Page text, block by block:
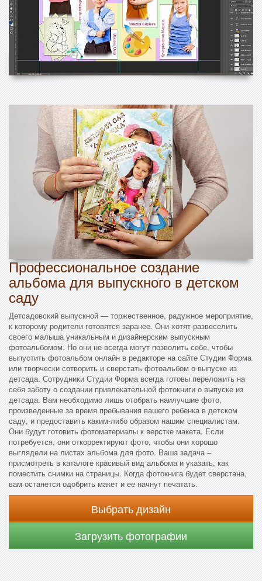
Профессиональное создание
альбома для выпускного в детском
саду
Детсадовский выпускной — торжественное, радужное мероприятие,
к которому родители готовятся заранее. Они хотят развеселить
своего малыша уникальным и дизайнерским выпускным
фотоальбомом. Но они не всегда могут позволить себе, чтобы
выпустить фотоальбом онлайн в редакторе на сайте Студии Форма
или творчески сотворить и сверстать фотоальбом о выпуске из
детсада. Сотрудники Студии Форма всегда готовы переложить на
себя заботу о создании привлекательной фотокниги о выпуске из
детсада. Вам необходимо лишь отобрать наилучшие фото,
произведенные за время пребывания вашего ребенка в детском
саду, и предоставить каким-либо образом нашим специалистам.
Они будут готовить фотоматериалы к верстке макета. Если
потребуется, они откорректируют фото, чтобы они хорошо
выглядели на листах альбома для фото. Ваша задача –
присмотреть в каталоге красивый вид альбома и указать, как
поместить снимки на страницы. Когда фотокнига будет сверстана,
вам останется одобрить макет и ее начнут печатать.
Выбрать дизайн
Загрузить фотографии